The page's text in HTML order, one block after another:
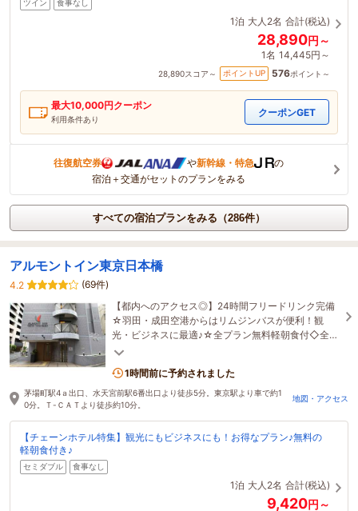
ツイン 食事なし
1泊 大人2名 合計(税込)
28,890円～
1名 14,445円～
28,890スコア～ ポイントUP 576ポイント～
最大10,000円クーポン
利用条件あり
クーポンGET
往復航空券 や新幹線・特急
の
宿泊＋交通がセットのプランをみる
すべての宿泊プランをみる（286件）
アルモントイン東京日本橋
4.2
(69件)
【都内へのアクセス◎】24時間フリードリンク完備
☆羽田・成田空港からはリムジンバスが便利！観
光・ビジネスに最適♪☆全プラン無料軽朝食付◇全館
禁煙◇全室Wi-Fi完備◇空気清浄加湿器完備☆
1時間前に予約されました
茅場町駅4ａ出口、水天宮前駅6番出口より徒歩5分。東京駅より車で約1
0分。Ｔ-ＣＡＴより徒歩約10分。
地図・アクセス
【チェーンホテル特集】観光にもビジネスにも！お得なプラン♪無料の
軽朝食付き♪
セミダブル 食事なし
1泊 大人2名 合計(税込)
9,420円～